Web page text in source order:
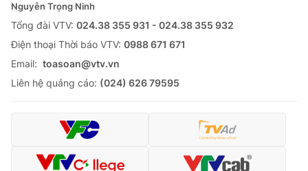
Nguyễn Trọng Ninh
Tổng đài VTV: 024.38 355 931 - 024.38 355 932
Ðiện thoại Thời báo VTV: 0988 671 671
Email: toasoan@vtv.vn
Liên hệ quảng cáo: (024) 626 79595